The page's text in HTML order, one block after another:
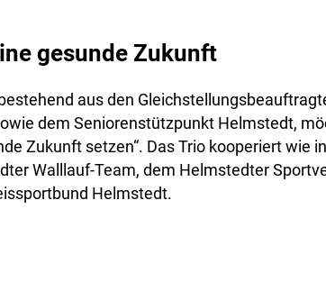
gesunde Zukunft
aus den
dem Seniorenstützpunkt Helmstedt,
Zukunft setzen“. Das Trio kooperiert wie
Walllauf-Team, dem Helmstedter
Helmstedt.